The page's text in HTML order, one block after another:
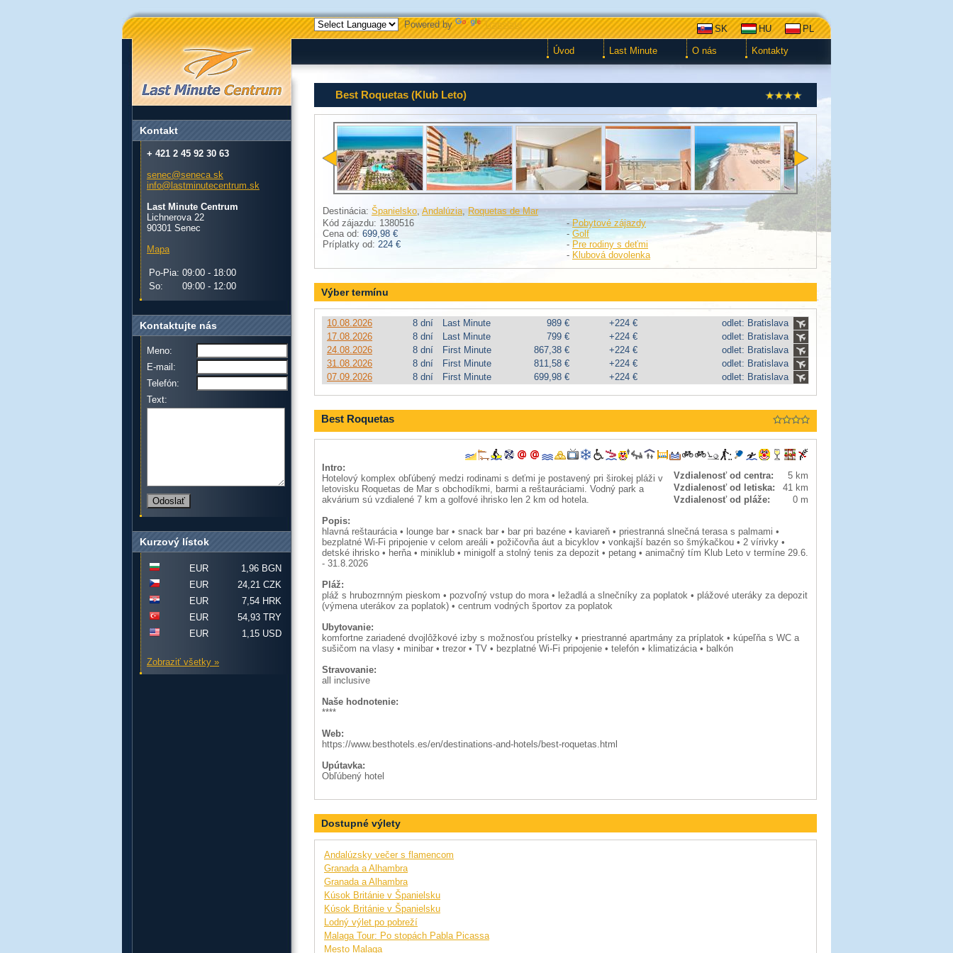
Powered by Translate SK HU PL
Úvod Last Minute O nás Kontakty
Best Roquetas (Klub Leto)
Destinácia: Španielsko, Andalúzia, Roquetas de Mar
Kód zájazdu: 1380516
Cena od: 699,98 €
Príplatky od: 224 €
- Pobytové zájazdy
- Golf
- Pre rodiny s deťmi
- Klubová dovolenka
Výber termínu
10.08.2026 8 dní Last Minute 989 € +224 €
odlet: Bratislava
17.08.2026
8 dní Last Minute 799 € +224 €
odlet: Bratislava
24.08.2026
8 dní First Minute 867,38 € +224 €
odlet: Bratislava
31.08.2026
8 dní First Minute 811,58 € +224 €
odlet: Bratislava
07.09.2026
8 dní First Minute 699,98 € +224 € odlet: Bratislava
Best Roquetas
Vzdialenosť od centra:
5 km
Vzdialenosť od letiska:
41 km
Vzdialenosť od pláže:
0 m
Intro:
Hotelový komplex obľúbený medzi rodinami s deťmi je postavený pri širokej pláži v
letovisku Roquetas de Mar s obchodíkmi, barmi a reštauráciami. Vodný park a
akvárium sú vzdialené 7 km a golfové ihrisko len 2 km od hotela.
Popis:
hlavná reštaurácia • lounge bar • snack bar • bar pri bazéne • kaviareň • priestranná slnečná terasa s palmami •
bezplatné Wi-Fi pripojenie v celom areáli • požičovňa áut a bicyklov • vonkajší bazén so šmýkačkou • 2 vírivky •
detské ihrisko • herňa • miniklub • minigolf a stolný tenis za depozit • petang • animačný tím Klub Leto v termíne 29.6.
- 31.8.2026
Pláž:
pláž s hrubozrnným pieskom • pozvoľný vstup do mora • ležadlá a slnečníky za poplatok • plážové uteráky za depozit
(výmena uterákov za poplatok) • centrum vodných športov za poplatok
Ubytovanie:
komfortne zariadené dvojlôžkové izby s možnosťou prístelky • priestranné apartmány za príplatok • kúpeľňa s WC a
sušičom na vlasy • minibar • trezor • TV • bezplatné Wi-Fi pripojenie • telefón • klimatizácia • balkón
Stravovanie:
all inclusive
Naše hodnotenie:
****
Web:
https://www.besthotels.es/en/destinations-and-hotels/best-roquetas.html
Upútavka:
Obľúbený hotel
Dostupné výlety
Andalúzsky večer s flamencom
Granada a Alhambra
Granada a Alhambra
Kúsok Británie v Španielsku
Kúsok Británie v Španielsku
Lodný výlet po pobreží
Malaga Tour: Po stopách Pabla Picassa
Mesto Malaga
Kontakt
+ 421 2 45 92 30 63
senec@seneca.sk
info@lastminutecentrum.sk
Last Minute Centrum
Lichnerova 22
90301 Senec
Mapa
Po-Pia: 09:00 - 18:00
So:
09:00 - 12:00
Kontaktujte nás
Meno:
E-mail:
Telefón:
Text:
Kurzový lístok
EUR
1,96 BGN
EUR
24,21 CZK
EUR
7,54 HRK
EUR
54,93 TRY
EUR
1,15 USD
Zobraziť všetky »